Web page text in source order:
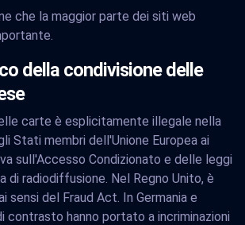
che la maggior parte dei siti web
della condivisione delle
carte è esplicitamente illegale nella
Stati membri dell'Unione Europea ai
sull'Accesso Condizionato e delle leggi
di radiodiffusione. Nel Regno Unito, è
sensi del Fraud Act. In Germania e
contrasto hanno portato a incriminazioni